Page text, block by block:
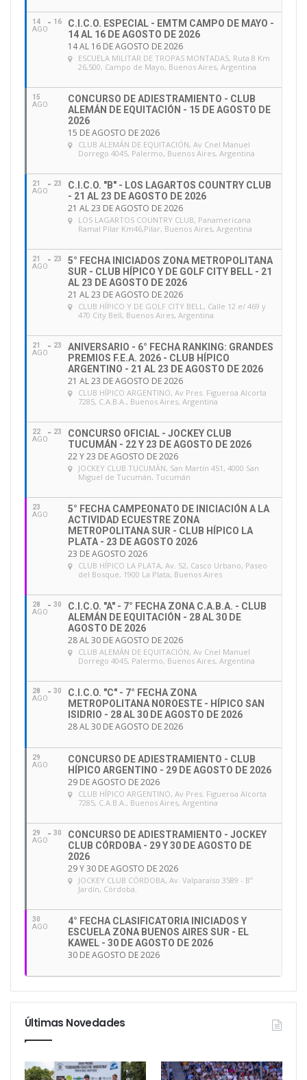
14
AGO
16
C.I.C.O. ESPECIAL - EMTM CAMPO DE MAYO -
14 AL 16 DE AGOSTO DE 2026
14 AL 16 DE AGOSTO DE 2026
ESCUELA MILITAR DE TROPAS MONTADAS, Ruta 8 Km
26,500, Campo de Mayo, Buenos Aires, Argentina
15
AGO
CONCURSO DE ADIESTRAMIENTO - CLUB
ALEMÁN DE EQUITACIÓN - 15 DE AGOSTO DE
2026
15 DE AGOSTO DE 2026
CLUB ALEMÁN DE EQUITACIÓN, Av Cnel Manuel
Dorrego 4045, Palermo, Buenos Aires, Argentina
21
AGO
23
C.I.C.O. "B" - LOS LAGARTOS COUNTRY CLUB
- 21 AL 23 DE AGOSTO DE 2026
21 AL 23 DE AGOSTO DE 2026
LOS LAGARTOS COUNTRY CLUB, Panamericana
Ramal Pilar Km46,Pilar, Buenos Aires, Argentina
21
AGO
23
5° FECHA INICIADOS ZONA METROPOLITANA
SUR - CLUB HÍPICO Y DE GOLF CITY BELL - 21
AL 23 DE AGOSTO DE 2026
21 AL 23 DE AGOSTO DE 2026
CLUB HÍPICO Y DE GOLF CITY BELL, Calle 12 e/ 469 y
470 City Bell, Buenos Aires, Argentina
21
AGO
23
ANIVERSARIO - 6° FECHA RANKING: GRANDES
PREMIOS F.E.A. 2026 - CLUB HÍPICO
ARGENTINO - 21 AL 23 DE AGOSTO DE 2026
21 AL 23 DE AGOSTO DE 2026
CLUB HÍPICO ARGENTINO, Av Pres. Figueroa Alcorta
7285, C.A.B.A., Buenos Aires, Argentina
22
AGO
23
CONCURSO OFICIAL - JOCKEY CLUB
TUCUMÁN - 22 Y 23 DE AGOSTO DE 2026
22 Y 23 DE AGOSTO DE 2026
JOCKEY CLUB TUCUMÁN, San Martín 451, 4000 San
Miguel de Tucumán, Tucumán
23
AGO
5° FECHA CAMPEONATO DE INICIACIÓN A LA
ACTIVIDAD ECUESTRE ZONA
METROPOLITANA SUR - CLUB HÍPICO LA
PLATA - 23 DE AGOSTO 2026
23 DE AGOSTO 2026
CLUB HÍPICO LA PLATA, Av. 52, Casco Urbano, Paseo
del Bosque, 1900 La Plata, Buenos Aires
28
AGO
30
C.I.C.O. "A" - 7° FECHA ZONA C.A.B.A. - CLUB
ALEMÁN DE EQUITACIÓN - 28 AL 30 DE
AGOSTO DE 2026
28 AL 30 DE AGOSTO DE 2026
CLUB ALEMÁN DE EQUITACIÓN, Av Cnel Manuel
Dorrego 4045, Palermo, Buenos Aires, Argentina
28
AGO
30
C.I.C.O. "C" - 7° FECHA ZONA
METROPOLITANA NOROESTE - HÍPICO SAN
ISIDRIO - 28 AL 30 DE AGOSTO DE 2026
28 AL 30 DE AGOSTO DE 2026
29
AGO
CONCURSO DE ADIESTRAMIENTO - CLUB
HÍPICO ARGENTINO - 29 DE AGOSTO DE 2026
29 DE AGOSTO DE 2026
CLUB HÍPICO ARGENTINO, Av Pres. Figueroa Alcorta
7285, C.A.B.A., Buenos Aires, Argentina
29
AGO
30
CONCURSO DE ADIESTRAMIENTO - JOCKEY
CLUB CÓRDOBA - 29 Y 30 DE AGOSTO DE
2026
29 Y 30 DE AGOSTO DE 2026
JOCKEY CLUB CÓRDOBA, Av. Valparaíso 3589 - Bº
Jardín, Córdoba.
30
AGO
4° FECHA CLASIFICATORIA INICIADOS Y
ESCUELA ZONA BUENOS AIRES SUR - EL
KAWEL - 30 DE AGOSTO DE 2026
30 DE AGOSTO DE 2026
Últimas Novedades